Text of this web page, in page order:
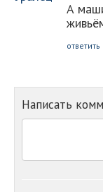
А
ответить
Написать